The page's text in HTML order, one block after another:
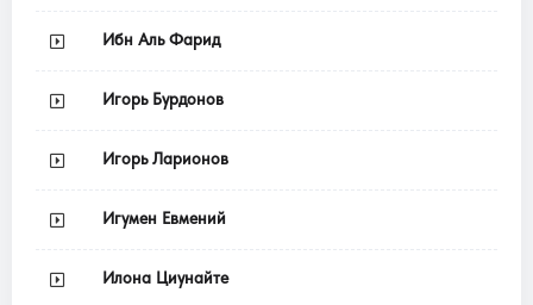
Ибн Аль Фарид
Игорь Бурдонов
Игорь Ларионов
Игумен Евмений
Илона Циунайте